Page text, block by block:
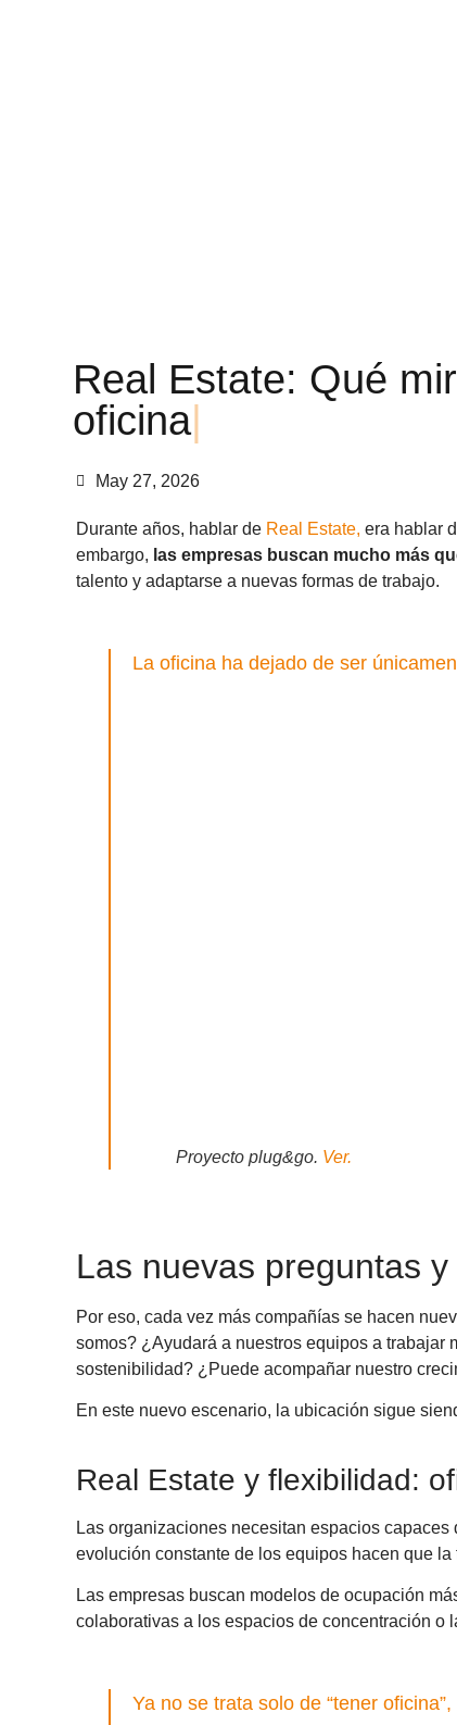
Real Estate: Qué mir
oficina|
May 27, 2026
Durante años, hablar de Real Estate, era hablar
embargo, las empresas buscan mucho más
talento y adaptarse a nuevas formas de trabajo.
La oficina ha dejado de ser
Proyecto plug&go. Ver.
Las nuevas preguntas
Por eso, cada vez más compañías se hacen
somos? ¿Ayudará a nuestros equipos a
sostenibilidad? ¿Puede acompañar nuestro
En este nuevo escenario, la ubicación sigue
Real Estate y flexibilidad:
Las organizaciones necesitan espacios
evolución constante de los equipos hacen que
Las empresas buscan modelos de ocupación
colaborativas a los espacios de concentración o
Ya no se trata solo de “tener